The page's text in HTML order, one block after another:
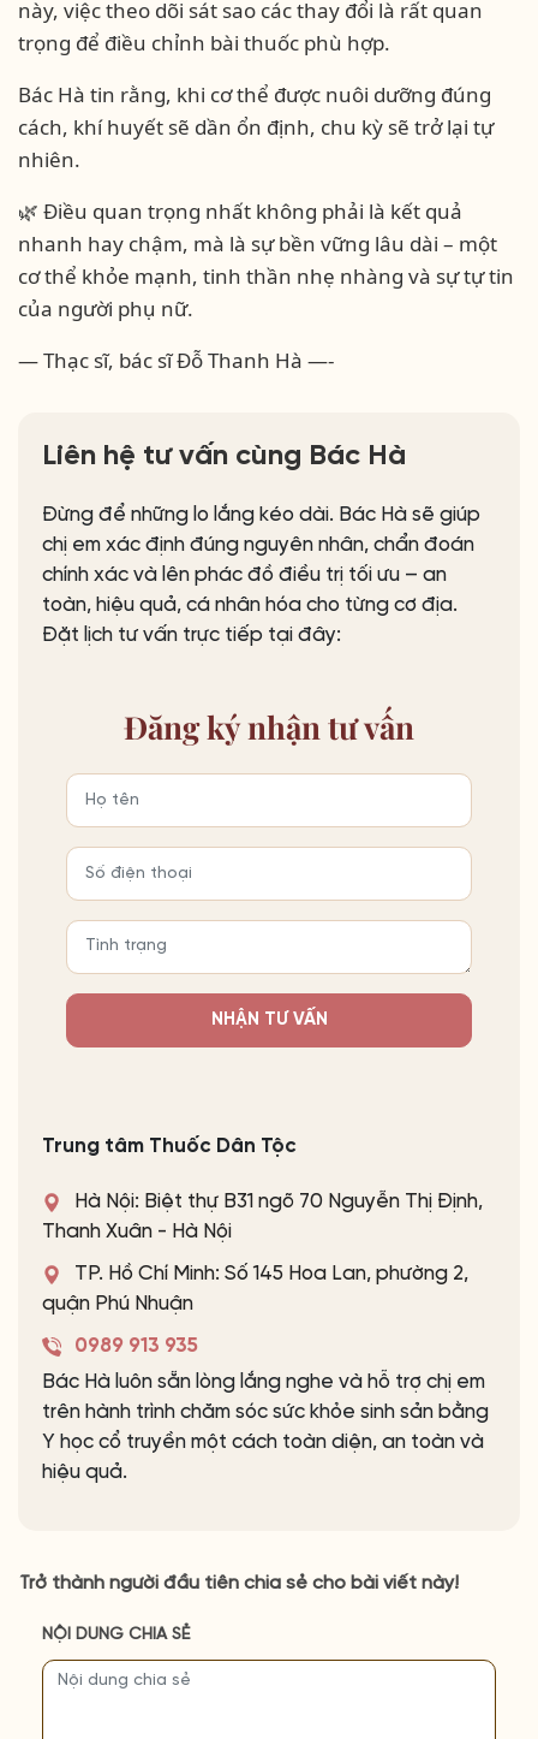
này, việc theo dõi sát sao các thay đổi là rất quan
trọng để điều chỉnh bài thuốc phù hợp.
Bác Hà tin rằng, khi cơ thể được nuôi dưỡng đúng
cách, khí huyết sẽ dần ổn định, chu kỳ sẽ trở lại tự
nhiên.
🌿 Điều quan trọng nhất không phải là kết quả
nhanh hay chậm, mà là sự bền vững lâu dài – một
cơ thể khỏe mạnh, tinh thần nhẹ nhàng và sự tự tin
của người phụ nữ.
— Thạc sĩ, bác sĩ Đỗ Thanh Hà —-
Liên hệ tư vấn cùng Bác Hà
Đừng để những lo lắng kéo dài. Bác Hà sẽ giúp
chị em xác định đúng nguyên nhân, chẩn đoán
chính xác và lên phác đồ điều trị tối ưu – an
toàn, hiệu quả, cá nhân hóa cho từng cơ địa.
Đặt lịch tư vấn trực tiếp tại đây:
Đăng kýnhận tư vấn
NHẬN TƯ VẤN
Trung tâm Thuốc Dân Tộc
Hà Nội: Biệt thự B31 ngõ 70 Nguyễn Thị Định,
Thanh Xuân - Hà Nội
TP. Hồ Chí Minh: Số 145 Hoa Lan, phường 2,
quận Phú Nhuận
0989 913 935
Bác Hà luôn sẵn lòng lắng nghe và hỗ trợ chị em
trên hành trình chăm sóc sức khỏe sinh sản bằng
Y học cổ truyền một cách toàn diện, an toàn và
hiệu quả.
Trở thành người đầu tiên chia sẻ cho bài viết này!
NỘI DUNG CHIA SẺ